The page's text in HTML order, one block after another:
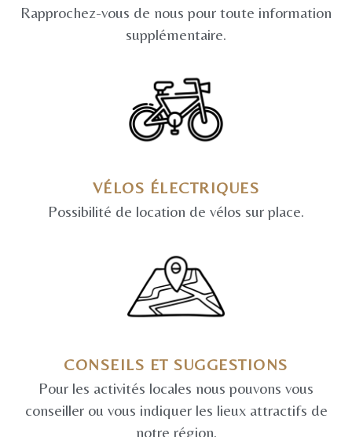
Rapprochez-vous de nous pour toute information
supplémentaire.
VÉLOS ÉLECTRIQUES
Possibilité de location de vélos sur place.
CONSEILS ET SUGGESTIONS
Pour les activités locales nous pouvons vous
conseiller ou vous indiquer les lieux attractifs de
notre région.